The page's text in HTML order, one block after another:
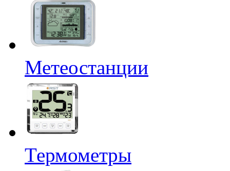
Метеостанции
Термометры